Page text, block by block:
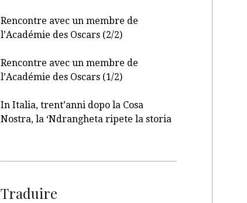
Rencontre avec un membre de
l’Académie des Oscars (2/2)
Rencontre avec un membre de
l’Académie des Oscars (1/2)
In Italia, trent’anni dopo la Cosa
Nostra, la ‘Ndrangheta ripete la storia
Traduire